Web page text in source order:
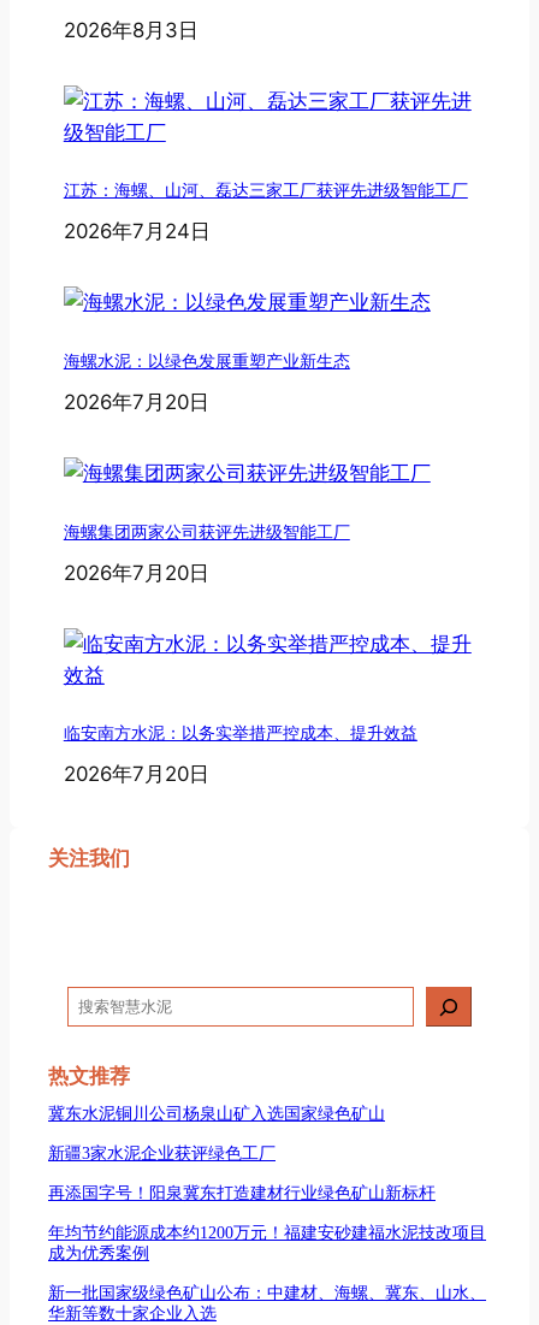
2026年8月3日
江苏：海螺、山河、磊达三家工厂获评先进级智能工厂
2026年7月24日
海螺水泥：以绿色发展重塑产业新生态
2026年7月20日
海螺集团两家公司获评先进级智能工厂
2026年7月20日
临安南方水泥：以务实举措严控成本、提升效益
2026年7月20日
关注我们
搜
索
热文推荐
冀东水泥铜川公司杨泉山矿入选国家绿色矿山
新疆3家水泥企业获评绿色工厂
再添国字号！阳泉冀东打造建材行业绿色矿山新标杆
年均节约能源成本约1200万元！福建安砂建福水泥技改项目
成为优秀案例
新一批国家级绿色矿山公布：中建材、海螺、冀东、山水、
华新等数十家企业入选